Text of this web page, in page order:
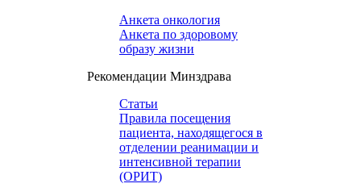
Анкета онкология
Анкета по здоровому
образу жизни
Рекомендации Минздрава
Статьи
Правила посещения
пациента, находящегося в
отделении реанимации и
интенсивной терапии
(ОРИТ)